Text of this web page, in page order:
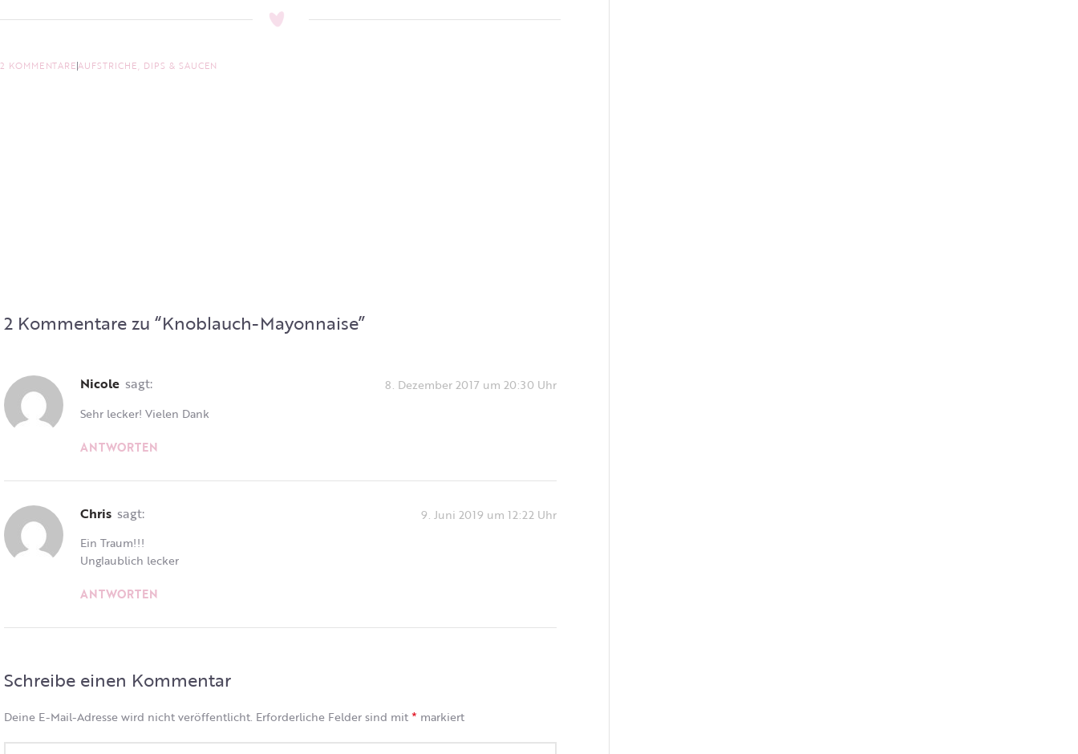
2 KOMMENTAREAUFSTRICHE, DIPS & SAUCEN
2 Kommentare zu “Knoblauch-Mayonnaise”
Nicole sagt:
8. Dezember 2017 um 20:30 Uhr
Sehr lecker! Vielen Dank
ANTWORTEN
Chris sagt:
9. Juni 2019 um 12:22 Uhr
Ein Traum!!!
Unglaublich lecker
ANTWORTEN
Schreibe einen Kommentar
Deine E-Mail-Adresse wird nicht veröffentlicht. Erforderliche Felder sind mit* markiert